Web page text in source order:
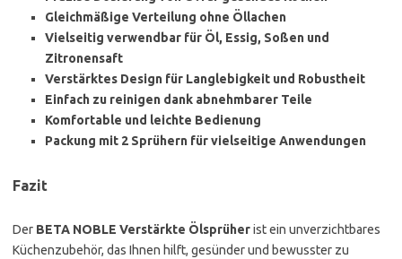
Gleichmäßige Verteilung ohne Öllachen
Vielseitig verwendbar für Öl, Essig, Soßen und
Zitronensaft
Verstärktes Design für Langlebigkeit und Robustheit
Einfach zu reinigen dank abnehmbarer Teile
Komfortable und leichte Bedienung
Packung mit 2 Sprühern für vielseitige Anwendungen
Fazit
Der BETA NOBLE Verstärkte Ölsprüherist ein unverzichtbares
Küchenzubehör, das Ihnen hilft, gesünder und bewusster zu